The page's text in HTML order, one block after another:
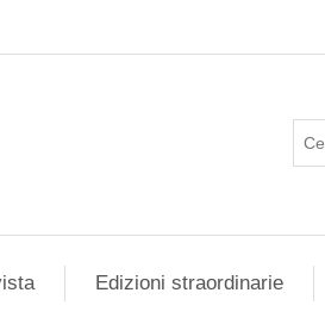
Edizioni straordinarie